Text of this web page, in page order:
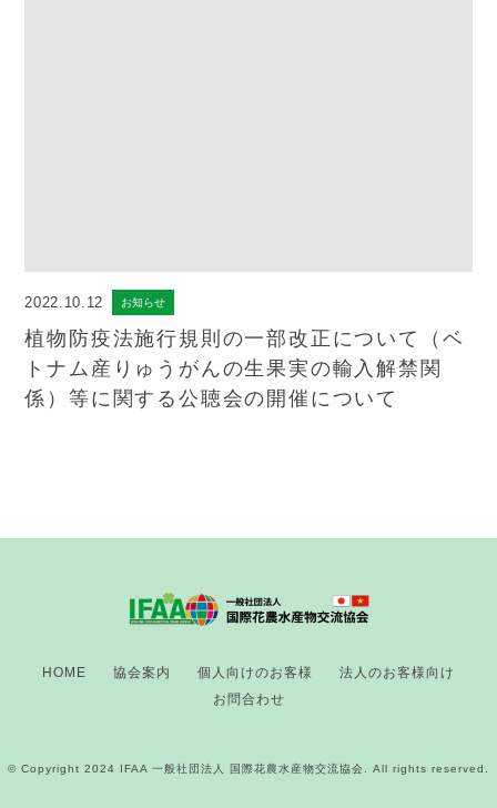
2022.10.12 お知らせ
植物防疫法施行規則の一部改正について（ベ
トナム産りゅうがんの生果実の輸入解禁関
係）等に関する公聴会の開催について
HOME 協会案内 個人向けのお客様
法人のお客様向け
お問合わせ
© Copyright 2024 IFAA 一般社団法人 国際花農水産物交流協会. All rights reserved.